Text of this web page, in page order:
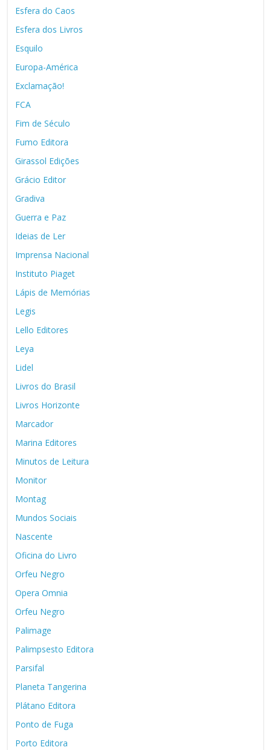
Esfera do Caos
Esfera dos Livros
Esquilo
Europa-América
Exclamação!
FCA
Fim de Século
Fumo Editora
Girassol Edições
Grácio Editor
Gradiva
Guerra e Paz
Ideias de Ler
Imprensa Nacional
Instituto Piaget
Lápis de Memórias
Legis
Lello Editores
Leya
Lidel
Livros do Brasil
Livros Horizonte
Marcador
Marina Editores
Minutos de Leitura
Monitor
Montag
Mundos Sociais
Nascente
Oficina do Livro
Orfeu Negro
Opera Omnia
Orfeu Negro
Palimage
Palimpsesto Editora
Parsifal
Planeta Tangerina
Plátano Editora
Ponto de Fuga
Porto Editora